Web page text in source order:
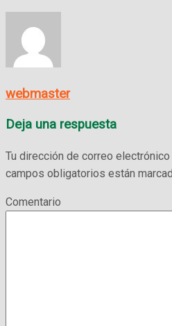
webmaster
Deja una respuesta
Tu dirección de correo electrónico
campos obligatorios están
Comentario